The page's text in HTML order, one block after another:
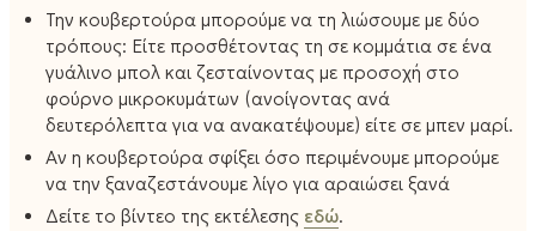
Την κουβερτούρα μπορούμε να τη λιώσουμε με δύο
τρόπους: Είτε προσθέτοντας τη σε κομμάτια σε ένα
γυάλινο μπολ και ζεσταίνοντας με προσοχή στο
φούρνο μικροκυμάτων (ανοίγοντας ανά
δευτερόλεπτα για να ανακατέψουμε) είτε σε μπεν μαρί.
Αν η κουβερτούρα σφίξει όσο περιμένουμε μπορούμε
να την ξαναζεστάνουμε λίγο για αραιώσει ξανά
Δείτε το βίντεο της εκτέλεσης εδώ.